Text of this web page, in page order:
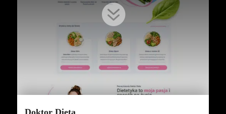

Doktor Dieta